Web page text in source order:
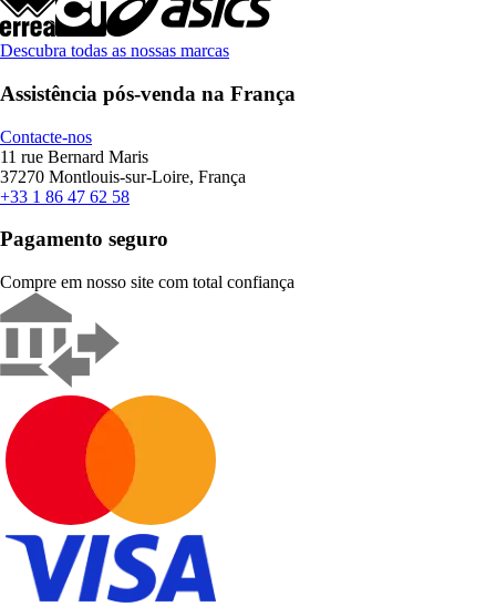
Descubra todas as nossas marcas
Assistência pós-venda na França
Contacte-nos
11 rue Bernard Maris
37270 Montlouis-sur-Loire, França
+33 1 86 47 62 58
Pagamento seguro
Compre em nosso site com total confiança